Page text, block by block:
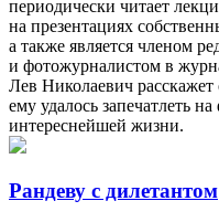
периодически читает
на презентациях
а также является членом
и фотожурналистом в
Лев Николаевич
ему удалось запечатлеть
интереснейшей жизни.
Рандеву с дилетантом